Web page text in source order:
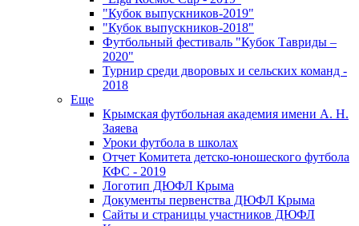
"Кубок выпускников-2019"
"Кубок выпускников-2018"
Футбольный фестиваль "Кубок Тавриды –
2020"
Турнир среди дворовых и сельских команд -
2018
Еще
Крымская футбольная академия имени А. Н.
Заяева
Уроки футбола в школах
Отчет Комитета детско-юношеского футбола
КФС - 2019
Логотип ДЮФЛ Крыма
Документы первенства ДЮФЛ Крыма
Сайты и страницы участников ДЮФЛ